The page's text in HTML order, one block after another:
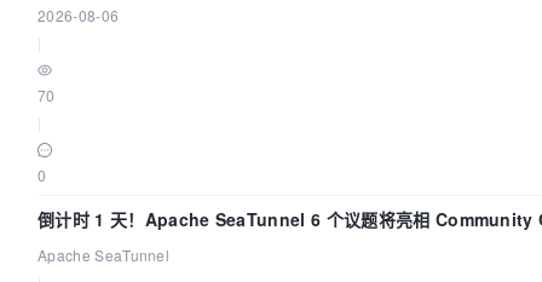
2026-08-06
70
0
倒计时 1 天！Apache SeaTunnel 6 个议题将亮相
Apache SeaTunnel